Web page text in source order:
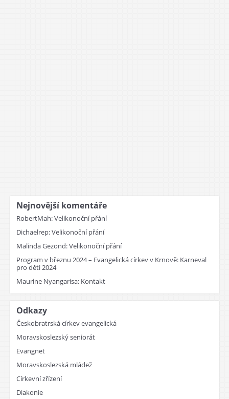
Nejnovější komentáře
RobertMah:Velikonoční přání
Dichaelrep:Velikonoční přání
Malinda Gezond:Velikonoční přání
Program v březnu 2024 – Evangelická církev v Krnově: Karneval
pro děti 2024
Maurine Nyangarisa: Kontakt
Odkazy
Českobratrská církev evangelická
Moravskoslezský seniorát
Evangnet
Moravskoslezská mládež
Církevní zřízení
Diakonie